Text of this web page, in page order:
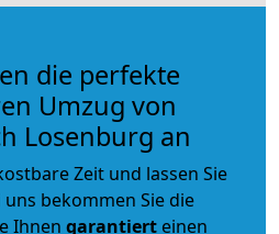
die perfekte
Umzug von
Losenburg an
Zeit und lassen Sie
bekommen Sie die
Ihnen garantiert einen